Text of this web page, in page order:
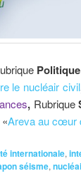
le nucléair civil
,Rubrique
Areva au cœur
internationale,
séisme,